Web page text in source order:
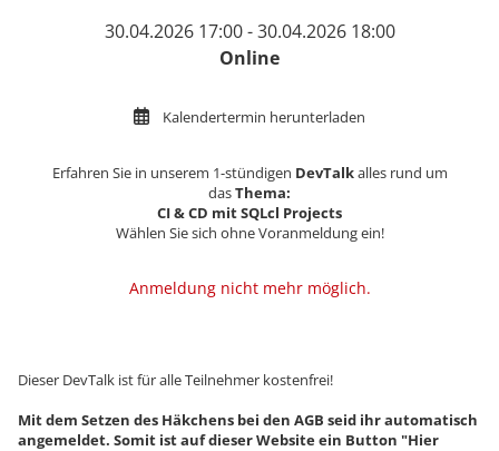
30.04.2026 17:00 - 30.04.2026 18:00
Online
Kalendertermin herunterladen
Erfahren Sie in unserem 1-stündigen DevTalkalles rund um
dasThema:
CI & CD mit SQLcl Projects
Wählen Sie sich ohne Voranmeldung ein!
Anmeldung nicht mehr möglich.
Dieser DevTalk ist für alle Teilnehmer kostenfrei!
Mit dem Setzen des Häkchens bei den AGB seid ihr automatisch
angemeldet. Somit ist auf dieser Website ein Button "Hier